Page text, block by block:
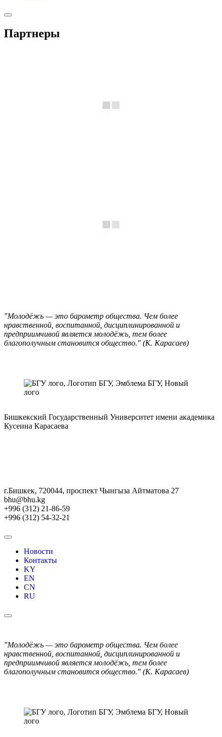
Партнеры
"Молодёжь — это барометр общества. Чем более
нравственной, воспитанной, дисциплинированной и
предприимчивой является молодёжь, тем более
благополучным становится общество." (К. Карасаев)
Бишкекский Государственный Университет имени академика
Кусеина Карасаева
г.Бишкек, 720044, проспект Чынгыза Айтматова 27
bhu@bhu.kg
+996 (312) 21-86-59
+996 (312) 54-32-21
Новости
Контакты
KY
EN
CN
RU
"Молодёжь — это барометр общества. Чем более
нравственной, воспитанной, дисциплинированной и
предприимчивой является молодёжь, тем более
благополучным становится общество." (К. Карасаев)